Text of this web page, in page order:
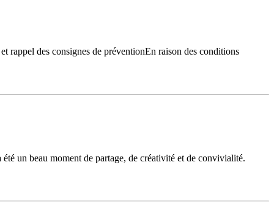
rappel des consignes de préventionEn raison des conditions
un beau moment de partage, de créativité et de convivialité.